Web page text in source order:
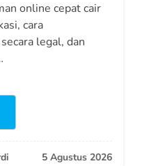
online cepat cair
cara
legal, dan
5 Agustus 2026